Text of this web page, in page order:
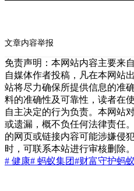
文章内容举报
免责声明：本网站内容主要来
自媒体作者投稿，凡在本网站
站将尽力确保所提供信息的准
料的准确性及可靠性，读者在
自主决定的行为负责。本网站
或遗漏，概不负任何法律责任
的网页或链接内容可能涉嫌侵
时，可联系本站进行审核删除。
# 健康# 蚂蚁集团#财富守护蚂蚁